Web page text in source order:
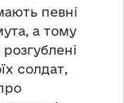
певні
а тому
солдат,